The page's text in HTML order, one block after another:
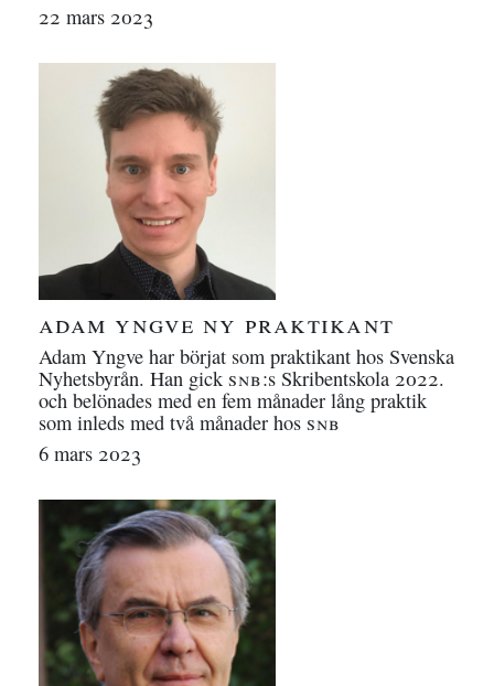
22 mars 2023
adam yngve ny praktikant
Adam Yngve har börjat som praktikant hos Svenska
Nyhetsbyrån. Han gick snb:s Skribentskola 2022.
och belönades med en fem månader lång praktik
som inleds med två månader hos snb
6 mars 2023